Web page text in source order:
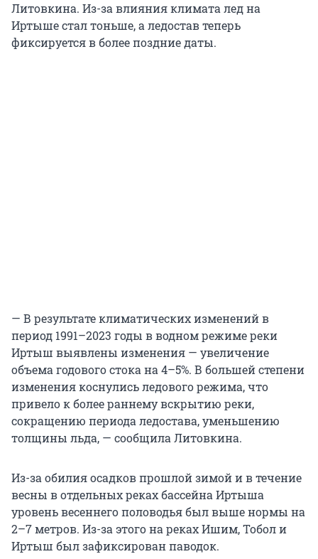
Литовкина. Из-за влияния климата лед на
Иртыше стал тоньше, а ледостав теперь
фиксируется в более поздние даты.
— В результате климатических изменений в
период 1991–2023 годы в водном режиме реки
Иртыш выявлены изменения — увеличение
объема годового стока на 4–5%. В большей степени
изменения коснулись ледового режима, что
привело к более раннему вскрытию реки,
сокращению периода ледостава, уменьшению
толщины льда, — сообщила Литовкина.
Из-за обилия осадков прошлой зимой и в течение
весны в отдельных реках бассейна Иртыша
уровень весеннего половодья был выше нормы на
2–7 метров. Из-за этого на реках Ишим, Тобол и
Иртыш был зафиксирован паводок.